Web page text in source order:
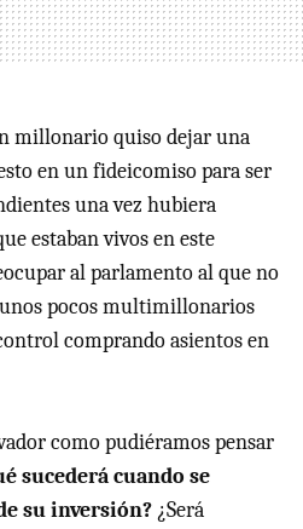
millonario quiso dejar una
en un fideicomiso para ser
una vez hubiera
estaban vivos en este
al parlamento al que no
unos pocos multimillonarios
comprando asientos en
como pudiéramos pensar
sucederá cuando se
su inversión? ¿Será